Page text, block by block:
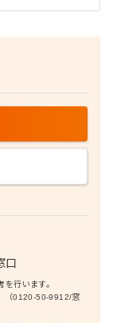
口
行います。
（0120-50-9912/窓